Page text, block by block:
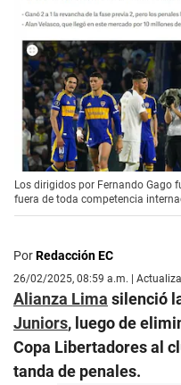
Los dirigidos por Fernando Gago
fuera de toda competencia
PorRedacción EC
26/02/2025, 08:59 a.m. |
Alianza Lima silenció
Juniors, luego de
Copa Libertadores al
tanda de penales.